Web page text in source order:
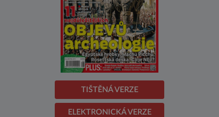
TIŠTĚNÁ VERZE
ELEKTRONICKÁ VERZE